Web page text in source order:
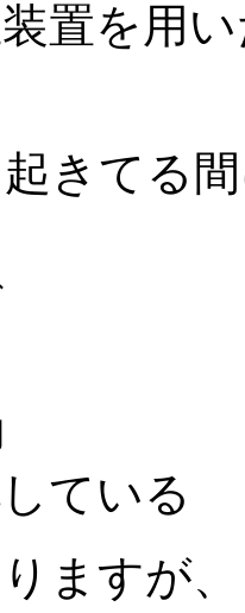
装置を用
きてる
ている
ますが